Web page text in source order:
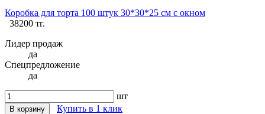
Коробка для торта 100 штук 30*30*25 см с окном
38200 тг.
Лидер продаж
да
Спецпредложение
да
шт
В корзину
Купить в 1 клик